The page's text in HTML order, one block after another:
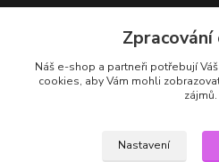
+420 737 725 324
(Po-Pá, 9-17 hod.)
Zpracování
Náš e-shop a partneři potřebují Váš
cookies, aby Vám mohli
zájmů.
Nastavení